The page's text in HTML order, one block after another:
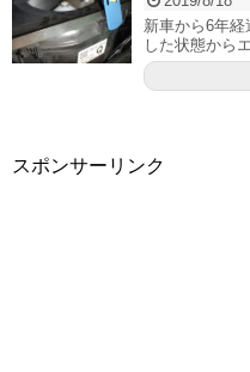
新車から6年
した状態から
スポンサーリンク